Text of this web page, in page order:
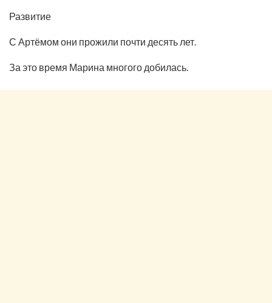
Развитие
С Артёмом они прожили почти десять лет.
За это время Марина многого добилась.